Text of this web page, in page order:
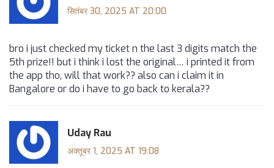
सितंबर 30, 2025 AT 20:00
bro i just checked my ticket n the last 3 digits match the
5th prize!! but i think i lost the original… i printed it from
the app tho, will that work?? also can i claim it in
Bangalore or do i have to go back to kerala??
Uday Rau
अक्तूबर 1, 2025 AT 19:08